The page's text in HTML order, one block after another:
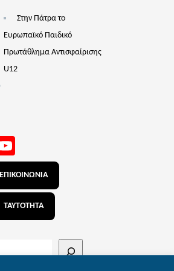
Στην Πάτρα το
Ευρωπαϊκό Παιδικό
Πρωτάθλημα Αντισφαίρισης
U12
Channel
ΕΠΙΚΟΙΝΩΝΙΑ
ΤΑΥΤΟΤΗΤΑ